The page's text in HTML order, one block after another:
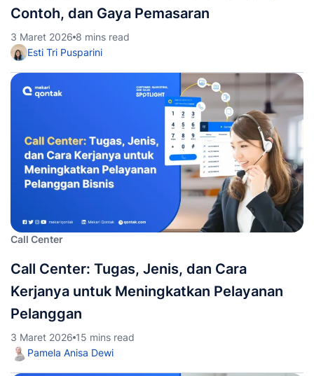
Contoh, dan Gaya Pemasaran
3 Maret 2026 8 mins read
Esti Tri Pusparini
Call Center
Call Center: Tugas, Jenis, dan Cara
Kerjanya untuk Meningkatkan Pelayanan
Pelanggan
3 Maret 2026 15 mins read
Pamela Anisa Dewi